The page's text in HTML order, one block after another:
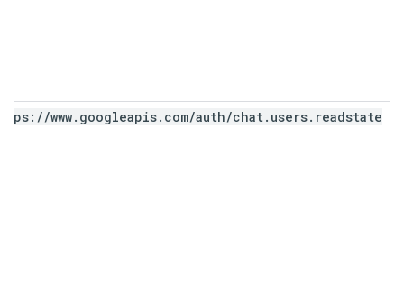
//www. googleapis. com/auth/chat. users. readstate